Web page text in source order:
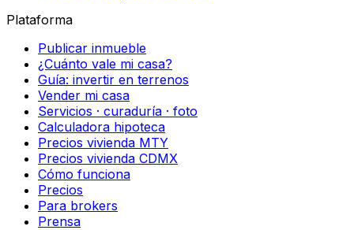
Plataforma
Publicar inmueble
¿Cuánto vale mi casa?
Guía: invertir en terrenos
Vender mi casa
Servicios · curaduría · foto
Calculadora hipoteca
Precios vivienda MTY
Precios vivienda CDMX
Cómo funciona
Precios
Para brokers
Prensa